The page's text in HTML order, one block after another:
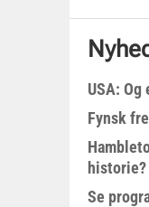
USA:
Fynsk
historie?
Se